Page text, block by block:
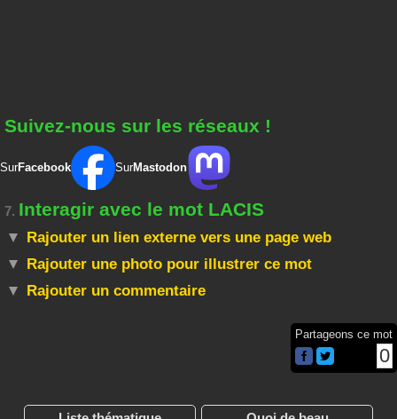
Suivez-nous sur les réseaux !
SurFacebook SurMastodon
7. Interagir avec le mot LACIS
Rajouter un lien externe vers une page web
Rajouter une photo pour illustrer ce mot
Rajouter un commentaire
Partageons ce mot
0